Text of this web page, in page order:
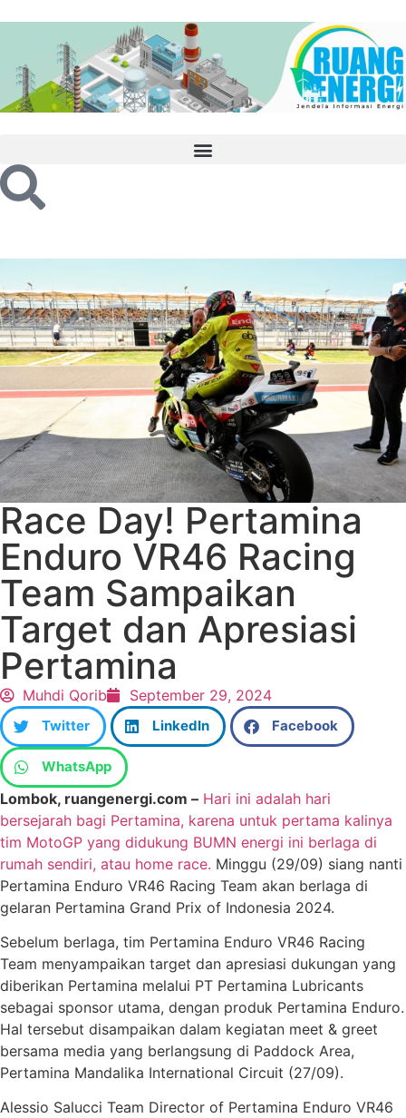
Race Day! Pertamina
Enduro VR46 Racing
Team Sampaikan
Target dan Apresiasi
Pertamina
Muhdi Qorib September 29, 2024
Twitter LinkedIn Facebook
WhatsApp
Lombok, ruangenergi.com – Hari ini adalah hari
bersejarah bagi Pertamina, karena untuk pertama kalinya
tim MotoGP yang didukung BUMN energi ini berlaga di
rumah sendiri, atau home race. Minggu (29/09) siang nanti
Pertamina Enduro VR46 Racing Team akan berlaga di
gelaran Pertamina Grand Prix of Indonesia 2024.
Sebelum berlaga, tim Pertamina Enduro VR46 Racing
Team menyampaikan target dan apresiasi dukungan yang
diberikan Pertamina melalui PT Pertamina Lubricants
sebagai sponsor utama, dengan produk Pertamina Enduro.
Hal tersebut disampaikan dalam kegiatan meet & greet
bersama media yang berlangsung di Paddock Area,
Pertamina Mandalika International Circuit (27/09).
Alessio Salucci Team Director of Pertamina Enduro VR46